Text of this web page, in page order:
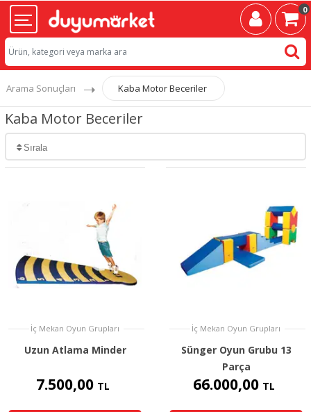
0
Arama Sonuçları Kaba Motor Beceriler
Kaba Motor Beceriler
İç Mekan Oyun Grupları
Uzun Atlama Minder
7.500,00 TL
İç Mekan Oyun Grupları
Sünger Oyun Grubu 13
Parça
66.000,00 TL